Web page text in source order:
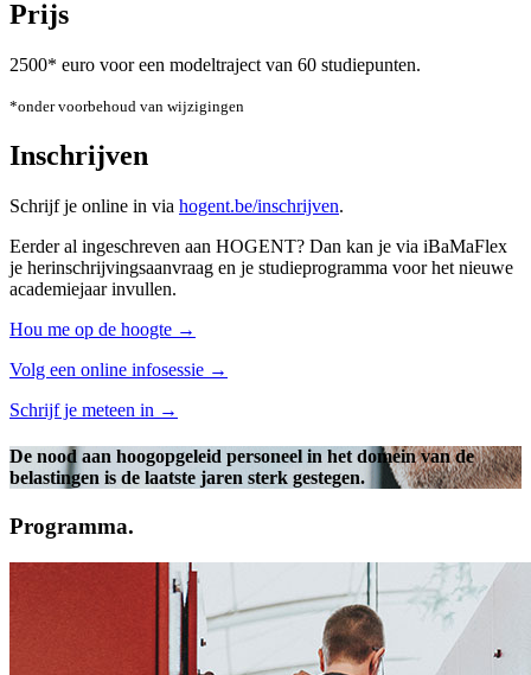
Prijs
2500* euro voor een model­traject van 60 studie­punten.
*onder voorbehoud van wijzigingen
Inschrijven
Schrijf je online in via hogent.be/inschrijven.
Eerder al ingeschreven aan HOGENT? Dan kan je via iBaMaFlex
je herinschrijvings­aanvraag en je studie­programma voor het nieuwe
academie­jaar invullen.
Hou me op de hoogte →
Volg een online infosessie →
Schrijf je meteen in →
De nood aan hoogopgeleid personeel in het domein van de
belastingen is de laatste jaren sterk gestegen.
Programma.